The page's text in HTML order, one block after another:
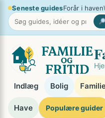
Spring
indhold
Seneste guidesForår i haven
Indlæg Bolig
Have Populære guider